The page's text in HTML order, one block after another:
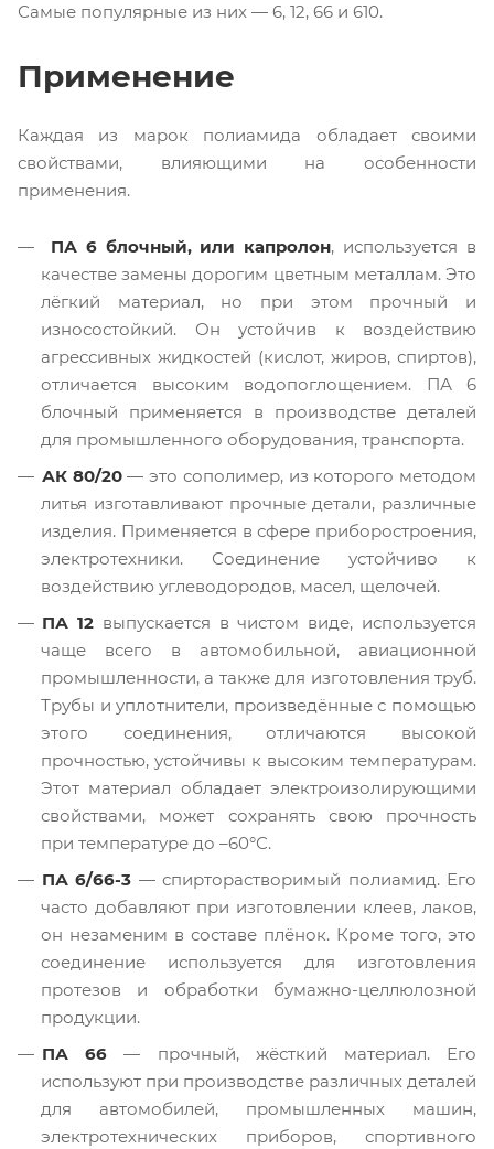
Самые популярные из них — 6, 12, 66 и 610.
Применение
Каждая из марок полиамида обладает своими
свойствами, влияющими на особенности
применения.
ПА 6 блочный, или капролон, используется в
качестве замены дорогим цветным металлам. Это
лёгкий материал, но при этом прочный и
износостойкий. Он устойчив к воздействию
агрессивных жидкостей (кислот, жиров, спиртов),
отличается высоким водопоглощением. ПА 6
блочный применяется в производстве деталей
для промышленного оборудования, транспорта.
АК 80/20— это сополимер, из которого методом
литья изготавливают прочные детали, различные
изделия. Применяется в сфере приборостроения,
электротехники. Соединение устойчиво к
воздействию углеводородов, масел, щелочей.
ПА 12 выпускается в чистом виде, используется
чаще всего в автомобильной, авиационной
промышленности, а также для изготовления труб.
Трубы и уплотнители, произведённые с помощью
этого соединения, отличаются высокой
прочностью, устойчивы к высоким температурам.
Этот материал обладает электроизолирующими
свойствами, может сохранять свою прочность
при температуре до –60°С.
ПА 6/66-3 — спирторастворимый полиамид. Его
часто добавляют при изготовлении клеев, лаков,
он незаменим в составе плёнок. Кроме того, это
соединение используется для изготовления
протезов и обработки бумажно-целлюлозной
продукции.
ПА 66 — прочный, жёсткий материал. Его
используют при производстве различных деталей
для автомобилей, промышленных машин,
электротехнических приборов, спортивного